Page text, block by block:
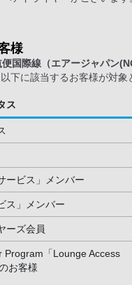
様
国際線（エアージャパン
下に該当するお客様が対象
ス
ービス」メンバー
ス」メンバー
ーズ会員
Program「Lounge Access
お客様